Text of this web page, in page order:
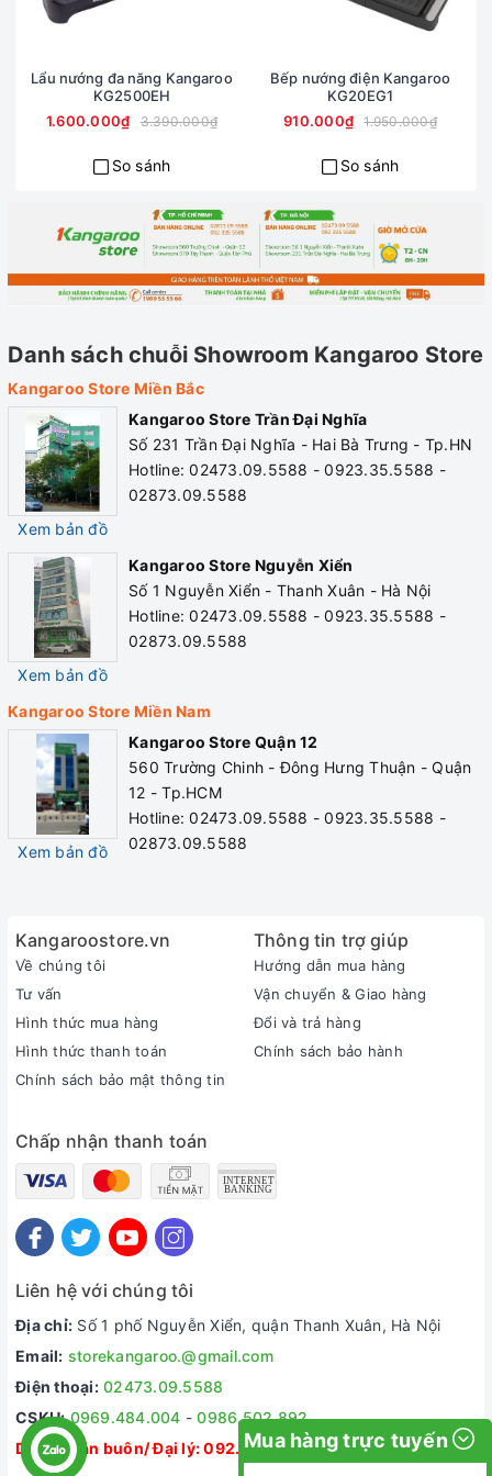
Núm
Khối lượng 2.16Kg Tiện ích
Lẩu nướng đa năng Kangaroo
KG2500EH
1.600.000₫
3.390.000₫
So sánh
Bếp nướng điện Kangaroo
KG20EG1
910.000₫
1.950.000₫
So sánh
Danh sách chuỗi Showroom Kangaroo Store
Kangaroo Store Miền Bắc
Xem bản đồ
Kangaroo Store Trần Đại Nghĩa
Số 231 Trần Đại Nghĩa - Hai Bà Trưng - Tp.HN
Hotline: 02473.09.5588 - 0923.35.5588 -
02873.09.5588
Xem bản đồ
Kangaroo Store Nguyễn Xiển
Số 1 Nguyễn Xiển - Thanh Xuân - Hà Nội
Hotline: 02473.09.5588 - 0923.35.5588 -
02873.09.5588
Kangaroo Store Miền Nam
Xem bản đồ
Kangaroo Store Quận 12
560 Trường Chinh - Đông Hưng Thuận - Quận
12 - Tp.HCM
Hotline: 02473.09.5588 - 0923.35.5588 -
02873.09.5588
Kangaroostore.vn
Về chúng tôi
Tư vấn
Hình thức mua hàng
Hình thức thanh toán
Chính sách bảo mật thông tin
Thông tin trợ giúp
Hướng dẫn mua hàng
Vận chuyển & Giao hàng
Đổi và trả hàng
Chính sách bảo hành
Chấp nhận thanh toán
Liên hệ với chúng tôi
Địa chỉ: Số 1 phố Nguyễn Xiển, quận Thanh Xuân, Hà Nội
Email: storekangaroo.@gmail.com
Điện thoại: 02473.09.5588
CSKH: 0969.484.004 -0986.502.892
Dự án/ Bán buôn/ Đại lý:092.335.5588
Mua hàng trực tuyến